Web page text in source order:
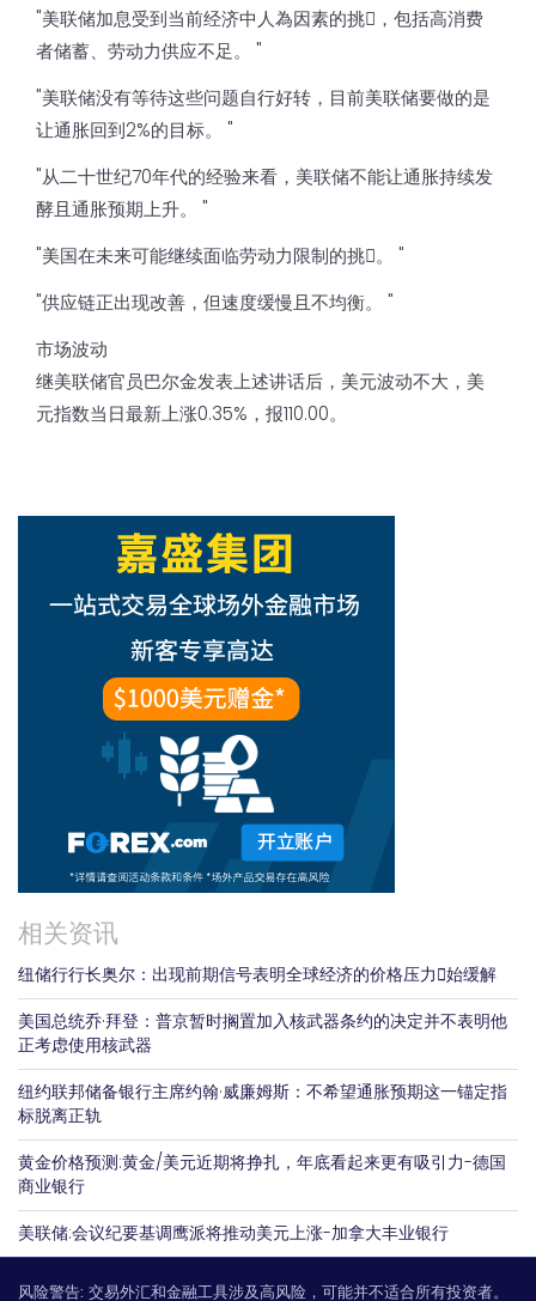
"美联储加息受到当前经济中人為因素的挑𢧐，包括高消费
者储蓄、劳动力供应不足。 "
"美联储没有等待这些问题自行好转，目前美联储要做的是
让通胀回到2%的目标。 "
"从二十世纪70年代的经验来看，美联储不能让通胀持续发
酵且通胀预期上升。 "
"美国在未来可能继续面临劳动力限制的挑𢧐。 "
"供应链正出现改善，但速度缓慢且不均衡。 "
市场波动
继美联储官员巴尔金发表上述讲话后，美元波动不大，美
元指数当日最新上涨0.35%，报110.00。
相关资讯
纽储行行长奥尔：出现前期信号表明全球经济的价格压力𫔭始缓解
美国总统乔·拜登：普京暂时搁置加入核武器条约的决定并不表明他
正考虑使用核武器
纽约联邦储备银行主席约翰·威廉姆斯：不希望通胀预期这一锚定指
标脱离正轨
黄金价格预测:黄金/美元近期将挣扎，年底看起来更有吸引力-德国
商业银行
美联储:会议纪要基调鹰派将推动美元上涨-加拿大丰业银行
风险警告: 交易外汇和金融工具涉及高风险，可能并不适合所有投资者。